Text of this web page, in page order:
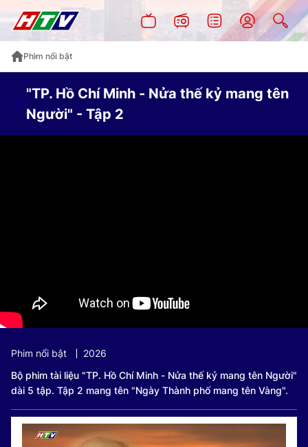
Phim nổi bật
"TP. Hồ Chí Minh - Nửa thế kỷ mang tên
Người" - Tập 2
Phim nổi bật
2026
Bộ phim tài liệu "TP. Hồ Chí Minh - Nửa thế kỷ mang tên Người"
dài 5 tập. Tập 2 mang tên "Ngày Thành phố mang tên Vàng".